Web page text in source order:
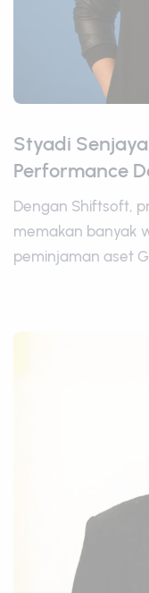
Styadi
Performance
Dengan Shiftsoft,
memakan banyak
peminjaman aset